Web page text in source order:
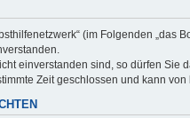
(im Folgenden
einverstanden sind, so dürfen
Zeit geschlossen und kann